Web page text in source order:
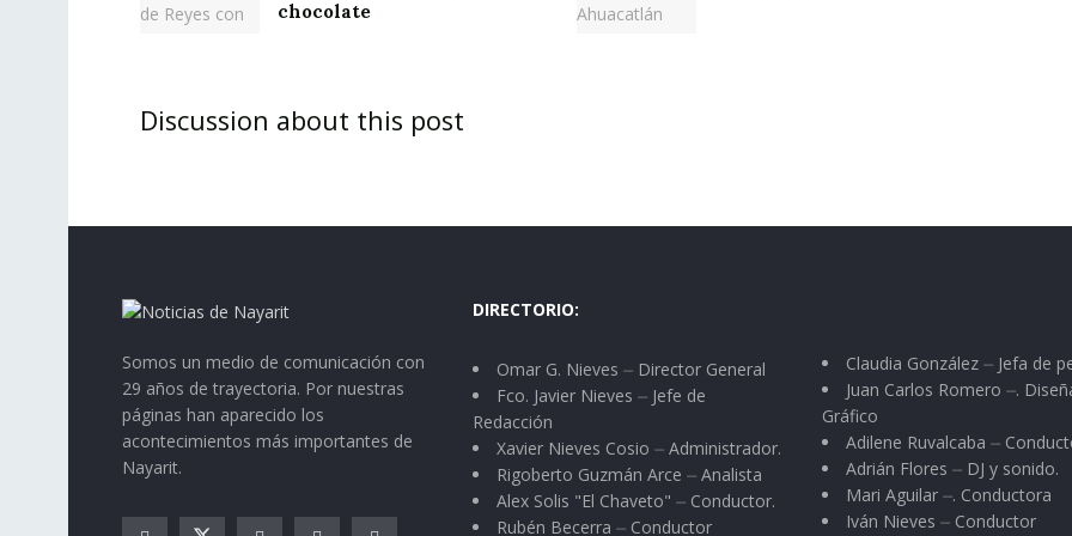
chocolate
Discussion about this post
Somos un medio de comunicación con
29 años de trayectoria. Por nuestras
páginas han aparecido los
acontecimientos más importantes de
Nayarit.
DIRECTORIO:
Omar G. Nieves ⏤ Director General
Fco. Javier Nieves ⏤ Jefe de
Redacción
Xavier Nieves Cosio ⏤ Administrador.
Rigoberto Guzmán Arce ⏤ Analista
Alex Solis "El Chaveto" ⏤ Conductor.
Rubén Becerra ⏤ Conductor
Claudia González ⏤ Jefa de
Juan Carlos Romero ⏤.
Gráfico
Adilene Ruvalcaba ⏤
Adrián Flores ⏤ DJ y sonido.
Mari Aguilar ⏤. Conductora
Iván Nieves ⏤ Conductor